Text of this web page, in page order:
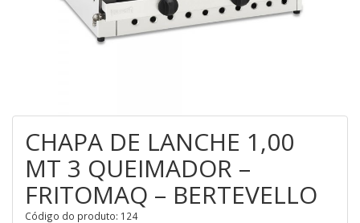
CHAPA DE LANCHE 1,00
MT 3 QUEIMADOR –
FRITOMAQ – BERTEVELLO
Código do produto: 124